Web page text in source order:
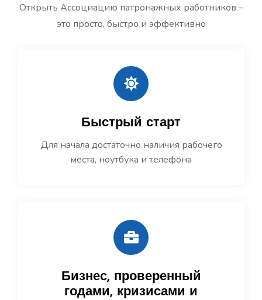
Открыть Ассоциацию патронажных работников –
это просто, быстро и эффективно
Быстрый старт
Для начала достаточно наличия рабочего
места, ноутбука и телефона
Бизнес, проверенный
годами, кризисами и